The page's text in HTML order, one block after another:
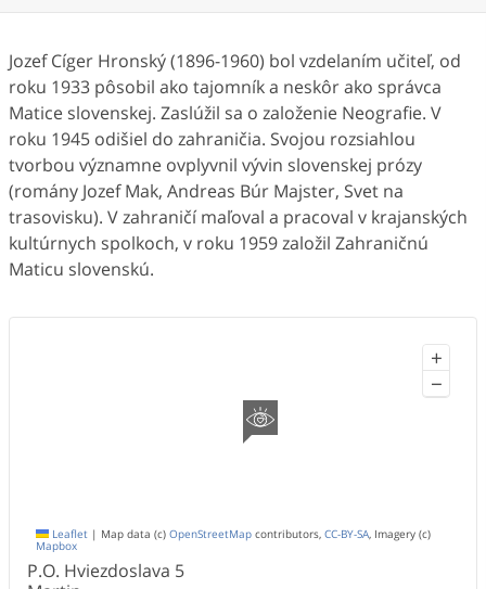
Jozef Cíger Hronský (1896-1960) bol vzdelaním učiteľ, od
roku 1933 pôsobil ako tajomník a neskôr ako správca
Matice slovenskej. Zaslúžil sa o založenie Neografie. V
roku 1945 odišiel do zahraničia. Svojou rozsiahlou
tvorbou významne ovplyvnil vývin slovenskej prózy
(romány Jozef Mak, Andreas Búr Majster, Svet na
trasovisku). V zahraničí maľoval a pracoval v krajanských
kultúrnych spolkoch, v roku 1959 založil Zahraničnú
Maticu slovenskú.
+
−
Leaflet | Map data (c) OpenStreetMap contributors, CC-BY-SA, Imagery (c)
Mapbox
P.O. Hviezdoslava 5